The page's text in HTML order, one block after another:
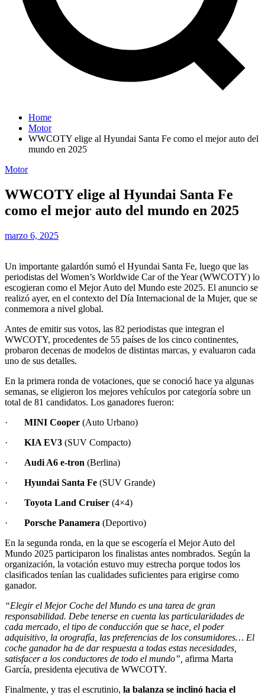
Home
Motor
WWCOTY elige al Hyundai Santa Fe como el mejor auto del
mundo en 2025
Motor
WWCOTY elige al Hyundai Santa Fe
como el mejor auto del mundo en 2025
marzo 6, 2025
Un importante galardón sumó el Hyundai Santa Fe, luego que las
periodistas del Women’s Worldwide Car of the Year (WWCOTY) lo
escogieran como el Mejor Auto del Mundo este 2025. El anuncio se
realizó ayer, en el contexto del Día Internacional de la Mujer, que se
conmemora a nivel global.
Antes de emitir sus votos, las 82 periodistas que integran el
WWCOTY, procedentes de 55 países de los cinco continentes,
probaron decenas de modelos de distintas marcas, y evaluaron cada
uno de sus detalles.
En la primera ronda de votaciones, que se conoció hace ya algunas
semanas, se eligieron los mejores vehículos por categoría sobre un
total de 81 candidatos. Los ganadores fueron:
· MINI Cooper (Auto Urbano)
· KIA EV3 (SUV Compacto)
· Audi A6 e-tron (Berlina)
· Hyundai Santa Fe (SUV Grande)
· Toyota Land Cruiser (4×4)
· Porsche Panamera (Deportivo)
En la segunda ronda, en la que se escogería el Mejor Auto del
Mundo 2025 participaron los finalistas antes nombrados. Según la
organización, la votación estuvo muy estrecha porque todos los
clasificados tenían las cualidades suficientes para erigirse como
ganador.
“Elegir el Mejor Coche del Mundo es una tarea de gran
responsabilidad. Debe tenerse en cuenta las particularidades de
cada mercado, el tipo de conducción que se hace, el poder
adquisitivo, la orografía, las preferencias de los consumidores… El
coche ganador ha de dar respuesta a todas estas necesidades,
satisfacer a los conductores de todo el mundo”, afirma Marta
García, presidenta ejecutiva de WWCOTY.
Finalmente, y tras el escrutinio, la balanza se inclinó hacia el